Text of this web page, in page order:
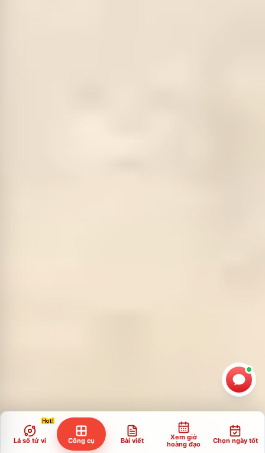
Lá số tử vi Công cụ Bài viết
Xem giờ
hoàng đạo
Chọn ngày tốt